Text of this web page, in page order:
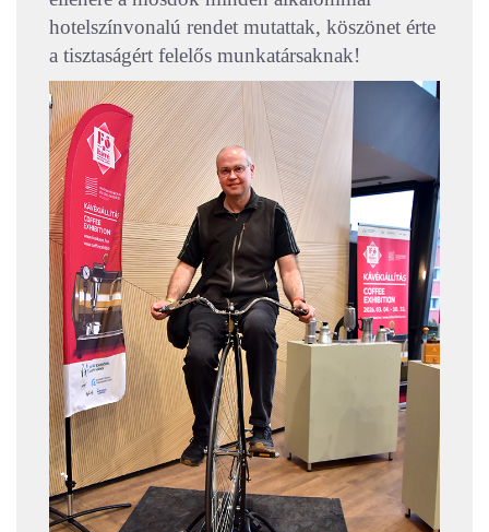
hotelszínvonalú rendet mutattak, köszönet érte
a tisztaságért felelős munkatársaknak!